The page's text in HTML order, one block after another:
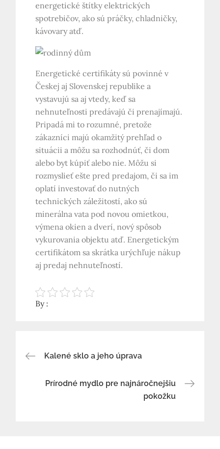
energetické štítky elektrických
spotrebičov, ako sú práčky, chladničky,
kávovary atď.
Energetické certifikáty sú povinné v
Českej aj Slovenskej republike a
vystavujú sa aj vtedy, keď sa
nehnuteľnosti predávajú či prenajímajú.
Pripadá mi to rozumné, pretože
zákazníci majú okamžitý prehľad o
situácii a môžu sa rozhodnúť, či dom
alebo byt kúpiť alebo nie. Môžu si
rozmyslieť ešte pred predajom, či sa im
oplatí investovať do nutných
technických záležitostí, ako sú
minerálna vata pod novou omietkou,
výmena okien a dverí, nový spôsob
vykurovania objektu atď. Energetickým
certifikátom sa skrátka urýchľuje nákup
aj predaj nehnuteľností.
By :
Navigace
pro
Kalené sklo a jeho úprava
Prírodné mydlo pre najnáročnejšiu
pokožku